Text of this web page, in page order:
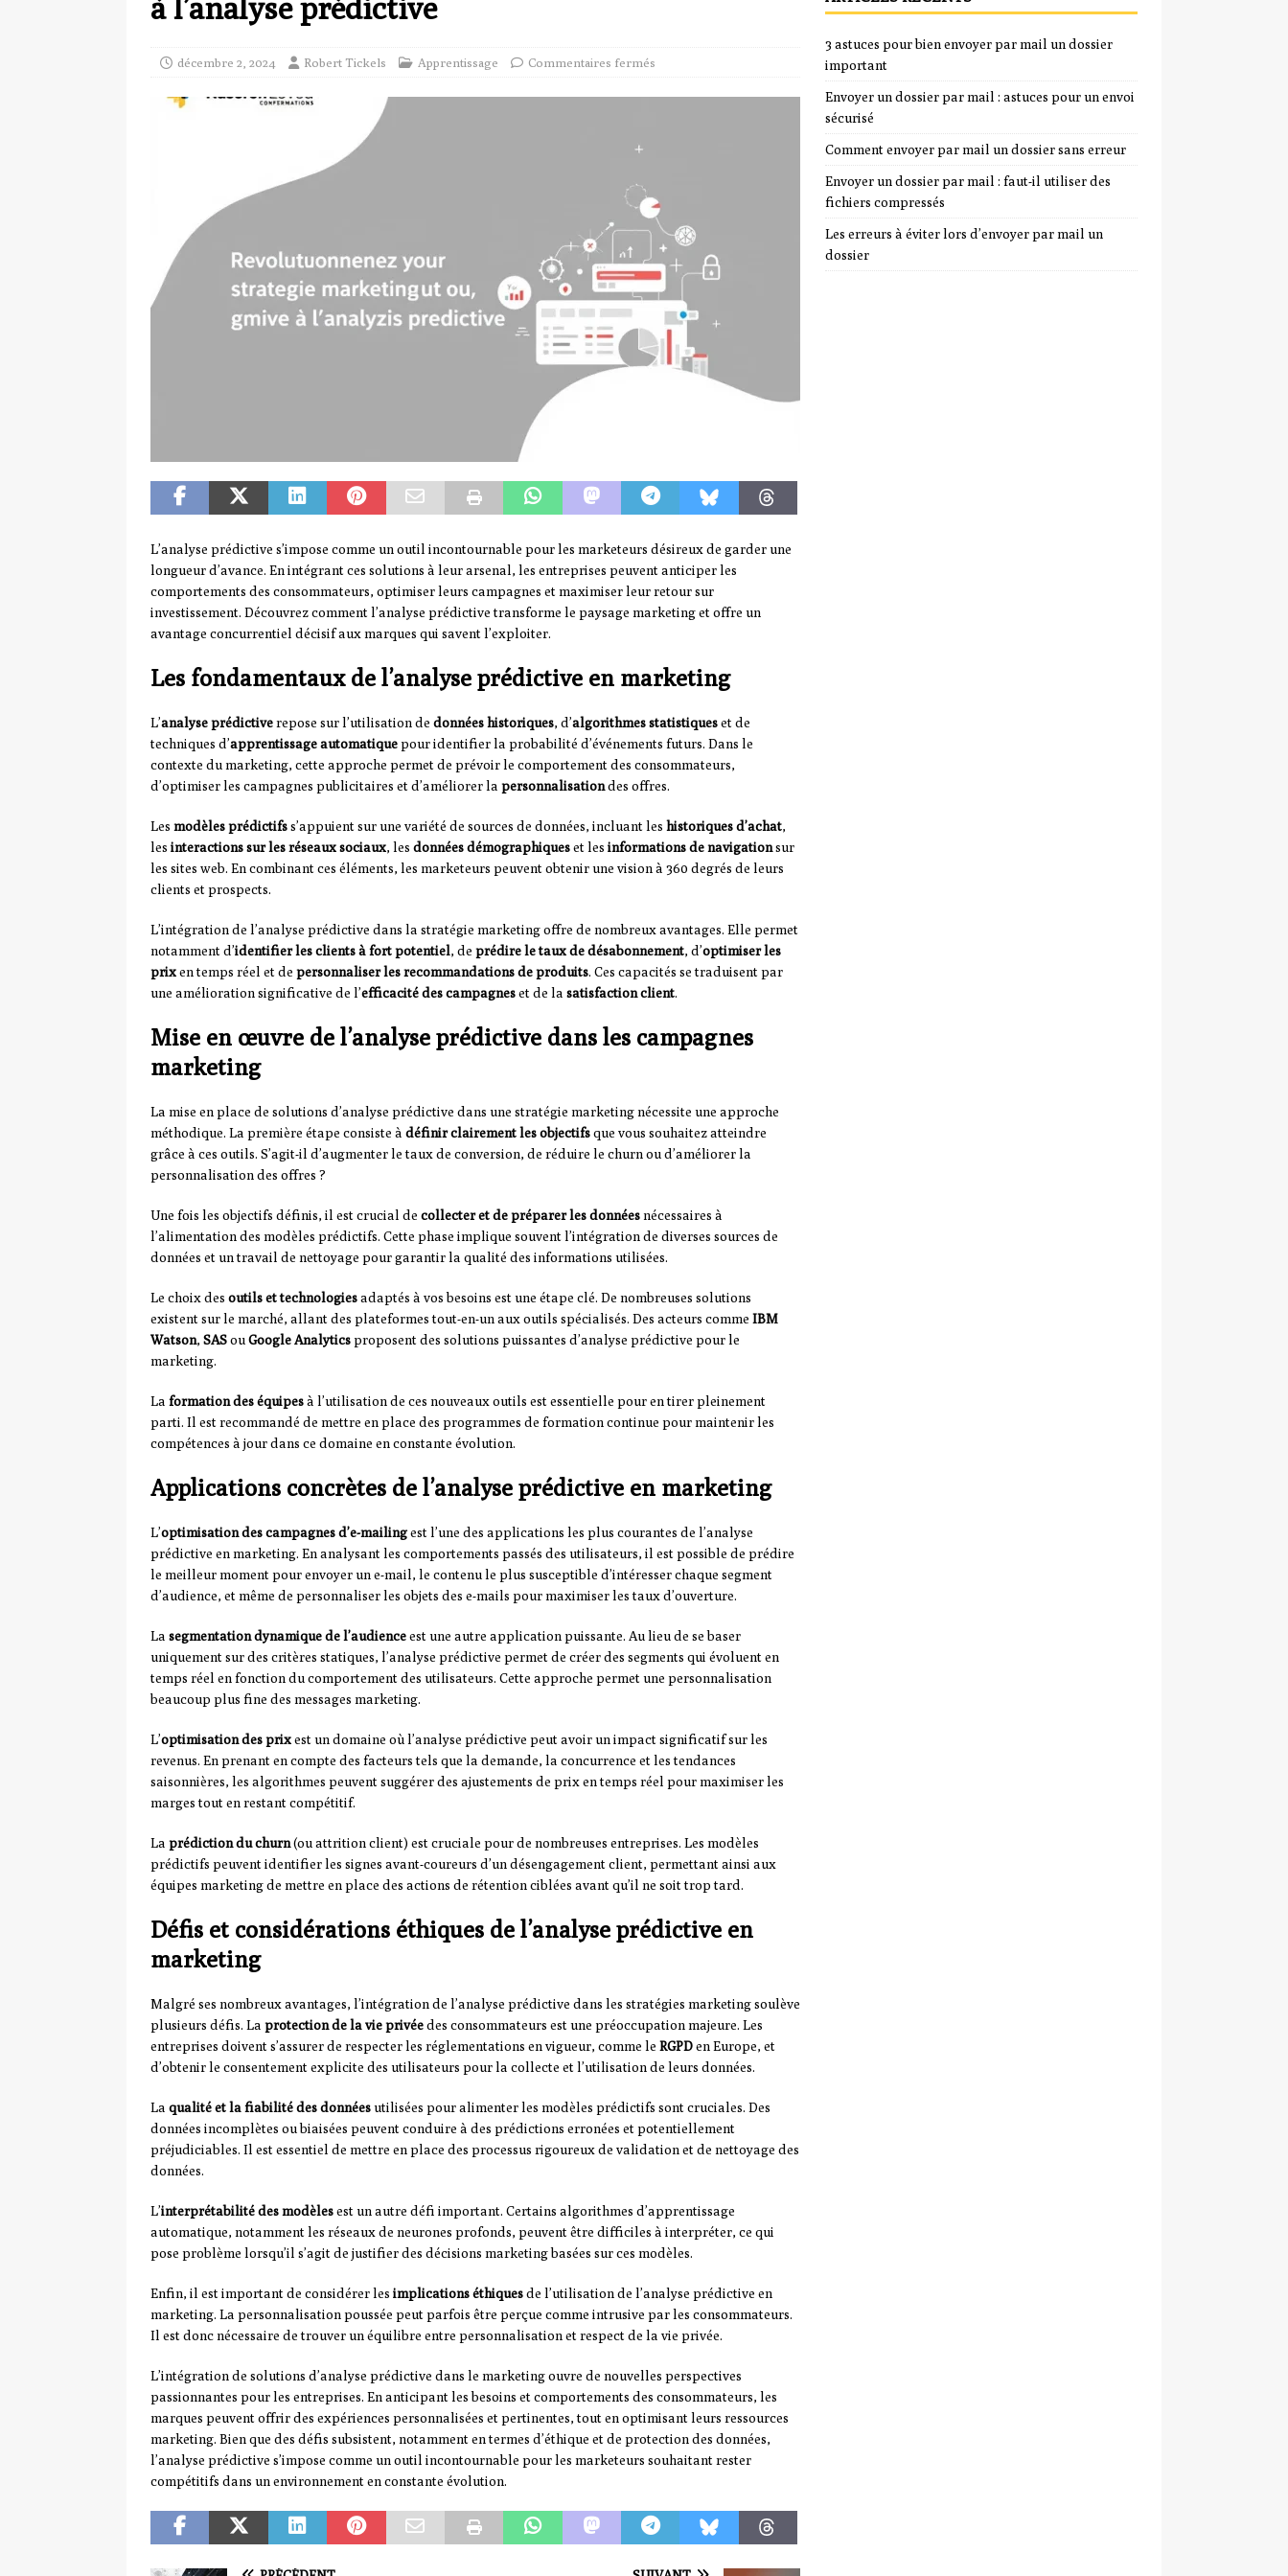
à l’analyse prédictive
décembre 2, 2024 Robert Tickels Apprentissage Commentaires fermés
L’analyse prédictive s’impose comme un outil incontournable pour les marketeurs désireux de garder une
longueur d’avance. En intégrant ces solutions à leur arsenal, les entreprises peuvent anticiper les
comportements des consommateurs, optimiser leurs campagnes et maximiser leur retour sur
investissement. Découvrez comment l’analyse prédictive transforme le paysage marketing et offre un
avantage concurrentiel décisif aux marques qui savent l’exploiter.
Les fondamentaux de l’analyse prédictive en marketing
L’analyse prédictiverepose sur l’utilisation de données historiques, d’algorithmes statistiqueset de
techniques d’apprentissage automatiquepour identifier la probabilité d’événements futurs. Dans le
contexte du marketing, cette approche permet de prévoir le comportement des consommateurs,
d’optimiser les campagnes publicitaires et d’améliorer la personnalisationdes offres.
Les modèles prédictifss’appuient sur une variété de sources de données, incluant les historiques d’achat,
les interactions sur les réseaux sociaux, les données démographiqueset les informations de navigationsur
les sites web. En combinant ces éléments, les marketeurs peuvent obtenir une vision à 360 degrés de leurs
clients et prospects.
L’intégration de l’analyse prédictive dans la stratégie marketing offre de nombreux avantages. Elle permet
notamment d’identifier les clients à fort potentiel , de prédire le taux de désabonnement, d’optimiser les
prixen temps réel et de personnaliser les recommandations de produits. Ces capacités se traduisent par
une amélioration significative de l’efficacité des campagneset de la satisfaction client.
Mise en œuvre de l’analyse prédictive dans les campagnes
marketing
La mise en place de solutions d’analyse prédictive dans une stratégie marketing nécessite une approche
méthodique. La première étape consiste à définir clairement les objectifsque vous souhaitez atteindre
grâce à ces outils. S’agit-il d’augmenter le taux de conversion, de réduire le churn ou d’améliorer la
personnalisation des offres ?
Une fois les objectifs définis, il est crucial de collecter et de préparer les donnéesnécessaires à
l’alimentation des modèles prédictifs. Cette phase implique souvent l’intégration de diverses sources de
données et un travail de nettoyage pour garantir la qualité des informations utilisées.
Le choix des outils et technologiesadaptés à vos besoins est une étape clé. De nombreuses solutions
existent sur le marché, allant des plateformes tout-en-un aux outils spécialisés. Des acteurs comme IBM
Watson, SASouGoogle Analyticsproposent des solutions puissantes d’analyse prédictive pour le
marketing.
La formation des équipesà l’utilisation de ces nouveaux outils est essentielle pour en tirer pleinement
parti. Il est recommandé de mettre en place des programmes de formation continue pour maintenir les
compétences à jour dans ce domaine en constante évolution.
Applications concrètes de l’analyse prédictive en marketing
L’optimisation des campagnes d’e-mailingest l’une des applications les plus courantes de l’analyse
prédictive en marketing. En analysant les comportements passés des utilisateurs, il est possible de prédire
le meilleur moment pour envoyer un e-mail, le contenu le plus susceptible d’intéresser chaque segment
d’audience, et même de personnaliser les objets des e-mails pour maximiser les taux d’ouverture.
La segmentation dynamique de l’audienceest une autre application puissante. Au lieu de se baser
uniquement sur des critères statiques, l’analyse prédictive permet de créer des segments qui évoluent en
temps réel en fonction du comportement des utilisateurs. Cette approche permet une personnalisation
beaucoup plus fine des messages marketing.
L’optimisation des prixest un domaine où l’analyse prédictive peut avoir un impact significatif sur les
revenus. En prenant en compte des facteurs tels que la demande, la concurrence et les tendances
saisonnières, les algorithmes peuvent suggérer des ajustements de prix en temps réel pour maximiser les
marges tout en restant compétitif.
La prédiction du churn(ou attrition client) est cruciale pour de nombreuses entreprises. Les modèles
prédictifs peuvent identifier les signes avant-coureurs d’un désengagement client, permettant ainsi aux
équipes marketing de mettre en place des actions de rétention ciblées avant qu’il ne soit trop tard.
Défis et considérations éthiques de l’analyse prédictive en
marketing
Malgré ses nombreux avantages, l’intégration de l’analyse prédictive dans les stratégies marketing soulève
plusieurs défis. La protection de la vie privéedes consommateurs est une préoccupation majeure. Les
entreprises doivent s’assurer de respecter les réglementations en vigueur, comme le RGPDen Europe, et
d’obtenir le consentement explicite des utilisateurs pour la collecte et l’utilisation de leurs données.
La qualité et la fiabilité des donnéesutilisées pour alimenter les modèles prédictifs sont cruciales. Des
données incomplètes ou biaisées peuvent conduire à des prédictions erronées et potentiellement
préjudiciables. Il est essentiel de mettre en place des processus rigoureux de validation et de nettoyage des
données.
L’interprétabilité des modèlesest un autre défi important. Certains algorithmes d’apprentissage
automatique, notamment les réseaux de neurones profonds, peuvent être difficiles à interpréter, ce qui
pose problème lorsqu’il s’agit de justifier des décisions marketing basées sur ces modèles.
Enfin, il est important de considérer les implications éthiquesde l’utilisation de l’analyse prédictive en
marketing. La personnalisation poussée peut parfois être perçue comme intrusive par les consommateurs.
Il est donc nécessaire de trouver un équilibre entre personnalisation et respect de la vie privée.
L’intégration de solutions d’analyse prédictive dans le marketing ouvre de nouvelles perspectives
passionnantes pour les entreprises. En anticipant les besoins et comportements des consommateurs, les
marques peuvent offrir des expériences personnalisées et pertinentes, tout en optimisant leurs ressources
marketing. Bien que des défis subsistent, notamment en termes d’éthique et de protection des données,
l’analyse prédictive s’impose comme un outil incontournable pour les marketeurs souhaitant rester
compétitifs dans un environnement en constante évolution.
3 astuces pour bien envoyer par mail un dossier
important
Envoyer un dossier par mail : astuces pour un envoi
sécurisé
Comment envoyer par mail un dossier sans erreur
Envoyer un dossier par mail : faut-il utiliser des
fichiers compressés
Les erreurs à éviter lors d’envoyer par mail un
dossier